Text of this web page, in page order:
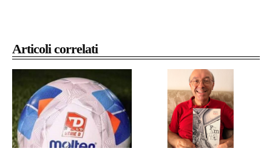
Articoli correlati